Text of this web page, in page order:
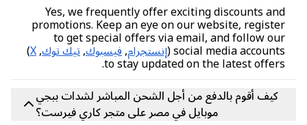
Yes, we frequently offer exciting discounts
promotions. Keep an eye on our website,
to get special offers via email, and follow
social media إنستجرام,فيسبوك,تيك توك,
X
)
to stay updated on the latest
كيف أقوم بالدفع من أجل الشحن المباشر لشدات ببجي
موبايل في مصر على متجر كاري فيرست؟